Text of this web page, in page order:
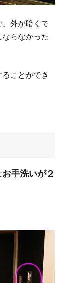
外が暗くて
らなかった
ことができ
お手洗いが２